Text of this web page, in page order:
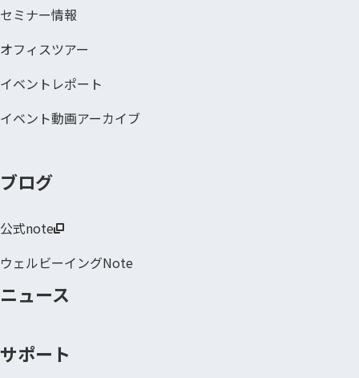
セミナー情報
オフィスツアー
イベントレポート
イベント動画アーカイブ
ブログ
公式note
ウェルビーイングNote
ニュース
サポート